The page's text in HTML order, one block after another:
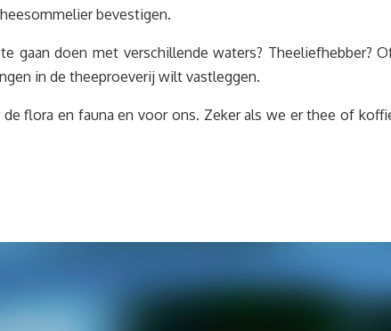
bevestigen.
gaan doen met verschillende waters? Theeliefhebber?
in de theeproeverij wilt vastleggen.
flora en fauna en voor ons. Zeker als we er thee of